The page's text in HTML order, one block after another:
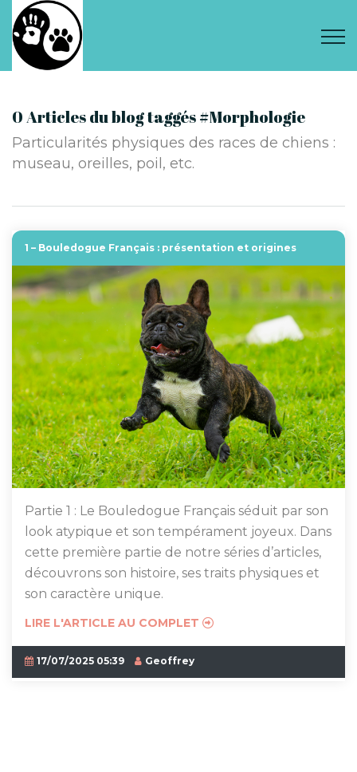
0 Articles du blog taggés #Morphologie
Particularités physiques des races de chiens :
museau, oreilles, poil, etc.
1 – Bouledogue Français : présentation et origines
Partie 1 : Le Bouledogue Français séduit par son
look atypique et son tempérament joyeux. Dans
cette première partie de notre séries d’articles,
découvrons son histoire, ses traits physiques et
son caractère unique.
LIRE L'ARTICLE AU COMPLET
17/07/2025 05:39 Geoffrey